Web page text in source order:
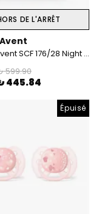
DE L'ARRÊT
Philips Avent SCF 176/28 Night Time 0-6 Ay 2'Li Emzik
599.90
445.84
Épuisé